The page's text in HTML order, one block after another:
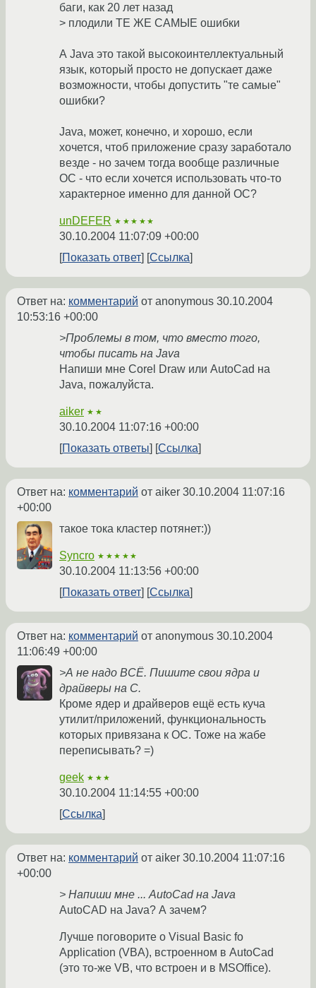
баги, как 20 лет назад
> плодили ТЕ ЖЕ САМЫЕ ошибки
А Java это такой высокоинтеллектуальный
язык, который просто не допускает даже
возможности, чтобы допустить "те самые"
ошибки?
Java, может, конечно, и хорошо, если
хочется, чтоб приложение сразу заработало
везде - но зачем тогда вообще различные
ОС - что если хочется использовать что-то
характерное именно для данной ОС?
unDEFER ★★★★★
30.10.2004 11:07:09 +00:00
Показать ответ
Ссылка
Ответ на: комментарий от anonymous 30.10.2004
10:53:16 +00:00
>Проблемы в том, что вместо того,
чтобы писать на Java
Напиши мне Corel Draw или AutoCad на
Java, пожалуйста.
aiker ★★
30.10.2004 11:07:16 +00:00
Показать ответы
Ссылка
Ответ на: комментарий от aiker 30.10.2004 11:07:16
+00:00
такое тока кластер потянет:))
Syncro ★★★★★
30.10.2004 11:13:56 +00:00
Показать ответ
Ссылка
Ответ на: комментарий от anonymous 30.10.2004
11:06:49 +00:00
>А не надо ВСЁ. Пишите свои ядра и
драйверы на C.
Кроме ядер и драйверов ещё есть куча
утилит/приложений, функциональность
которых привязана к ОС. Тоже на жабе
переписывать? =)
geek ★★★
30.10.2004 11:14:55 +00:00
Ссылка
Ответ на: комментарий от aiker 30.10.2004 11:07:16
+00:00
> Напиши мне ... AutoCad на Java
AutoCAD на Java? А зачем?
Лучше поговорите о Visual Basic fo
Application (VBA), встроенном в AutoCad
(это то-же VB, что встроен и в MSOffice).